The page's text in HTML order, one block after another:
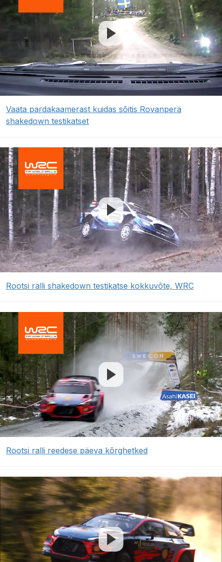
Vaata pardakaamerast kuidas sõitis Rovanperä
shakedown testikatset
Rootsi ralli shakedown testikatse kokkuvõte, WRC
Rootsi ralli reedese päeva kõrghetked